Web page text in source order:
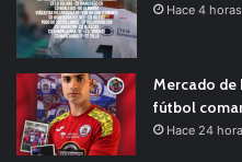
Hace 4 horas
Mercado de
fútbol
Hace 24